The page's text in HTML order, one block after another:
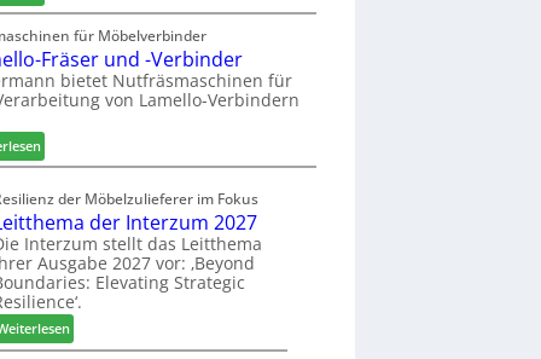
ö
n
e
r
u
r
a
u
m
-
o
r
t
i
m
e
n
t
A
u
s
z
e
h
u
n
g
e
n
f
ü
für Möbelverbinder
Fräser und -Verbinder
bietet Nutfräsmaschinen für
von Lamello-Verbindern
:
L
m
e
l
l
o
-
F
der Möbelzulieferer im Fokus
der Interzum 2027
Interzum stellt das Leitthema
Ausgabe 2027 vor: ‚Beyond
Elevating Strategic
:
L